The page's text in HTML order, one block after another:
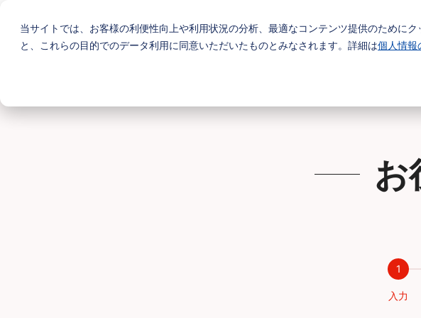
当サイトでは、お客様の利便性向上や利用状況の分析、最適なコンテンツ提供のために
と、これらの目的でのデータ利用に同意いただいたものとみなされます。詳細は個人情報
お
入力